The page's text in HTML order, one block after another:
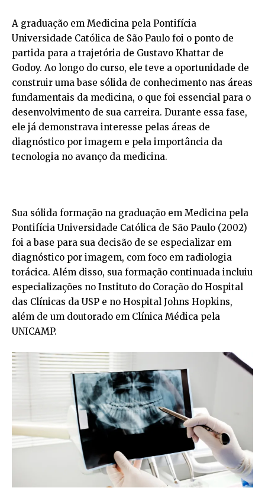
A graduação em Medicina pela Pontifícia
Universidade Católica de São Paulo foi o ponto de
partida para a trajetória de Gustavo Khattar de
Godoy. Ao longo do curso, ele teve a oportunidade de
construir uma base sólida de conhecimento nas áreas
fundamentais da medicina, o que foi essencial para o
desenvolvimento de sua carreira. Durante essa fase,
ele já demonstrava interesse pelas áreas de
diagnóstico por imagem e pela importância da
tecnologia no avanço da medicina.
Sua sólida formação na graduação em Medicina pela
Pontifícia Universidade Católica de São Paulo (2002)
foi a base para sua decisão de se especializar em
diagnóstico por imagem, com foco em radiologia
torácica. Além disso, sua formação continuada incluiu
especializações no Instituto do Coração do Hospital
das Clínicas da USP e no Hospital Johns Hopkins,
além de um doutorado em Clínica Médica pela
UNICAMP.